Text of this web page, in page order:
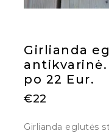
Girlianda
antikvarinė.
po 22 Eur.
€22
Girlianda eglutės